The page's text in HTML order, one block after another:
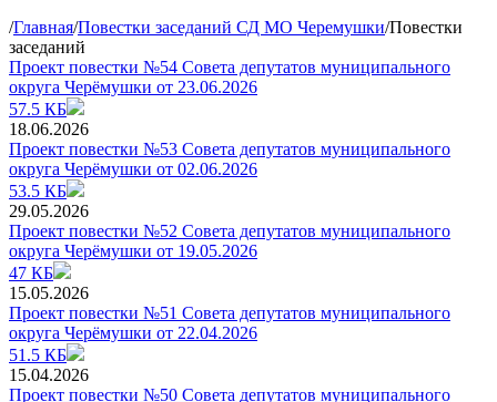
/Главная/Повестки заседаний СД МО Черемушки/Повестки
заседаний
Проект повестки №54 Совета депутатов муниципального
округа Черёмушки от 23.06.2026
57.5 КБ
18.06.2026
Проект повестки №53 Совета депутатов муниципального
округа Черёмушки от 02.06.2026
53.5 КБ
29.05.2026
Проект повестки №52 Совета депутатов муниципального
округа Черёмушки от 19.05.2026
47 КБ
15.05.2026
Проект повестки №51 Совета депутатов муниципального
округа Черёмушки от 22.04.2026
51.5 КБ
15.04.2026
Проект повестки №50 Совета депутатов муниципального